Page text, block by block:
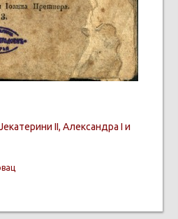
II, Александра I и